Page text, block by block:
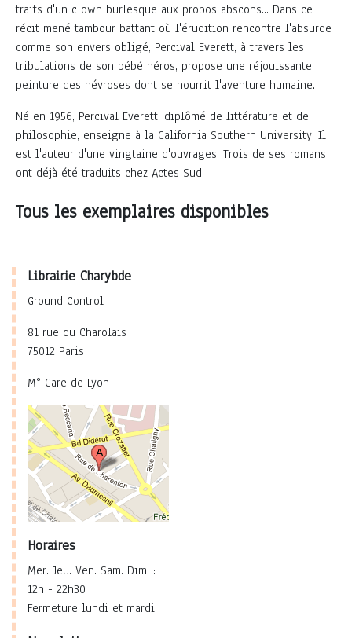
traits d'un clown burlesque aux propos abscons... Dans ce
récit mené tambour battant où l'érudition rencontre l'absurde
comme son envers obligé, Percival Everett, à travers les
tribulations de son bébé héros, propose une réjouissante
peinture des névroses dont se nourrit l'aventure humaine.
Né en 1956, Percival Everett, diplômé de littérature et de
philosophie, enseigne à la California Southern University. Il
est l'auteur d'une vingtaine d'ouvrages. Trois de ses romans
ont déjà été traduits chez Actes Sud.
Tous les exemplaires disponibles
Librairie Charybde
Ground Control
81 rue du Charolais
75012 Paris
M° Gare de Lyon
Horaires
Mer. Jeu. Ven. Sam. Dim. :
12h - 22h30
Fermeture lundi et mardi.